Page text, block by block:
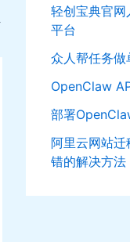
轻创宝典官
平台
众人帮任务做
OpenClaw
部署
阿里云网站
错的解决方法